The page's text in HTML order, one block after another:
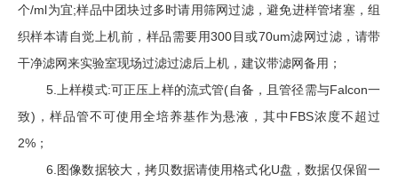
个/ml为宜;样品中团块过多时请用筛网过滤，避免进样管堵塞，组
织样本请自觉上机前，样品需要用300目或70um滤网过滤，请带
干净滤网来实验室现场过滤过滤后上机，建议带滤网备用；
5.
上样模式:可正压上样的流式管(自备，且管径需与Falcon一
致) ，样品管不可使用全培养基作为悬液，其中 FBS浓度不超过
2% ；
6. 图像数据较大，拷贝数据请使用格式化U盘，数据仅保留一